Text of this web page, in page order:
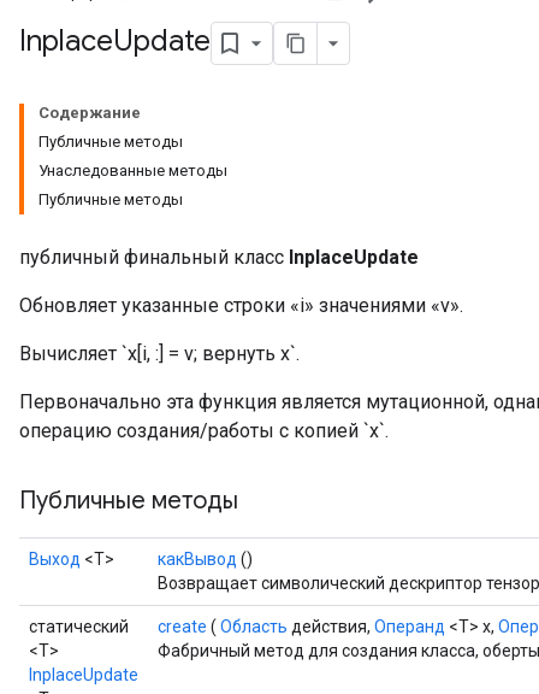
InplaceUpdate
Содержание
Публичные методы
Унаследованные методы
Публичные методы
публичный финальный класс InplaceUpdate
Обновляет указанные строки «i» значениями «v».
Вычисляет `x[i, :] = v; вернуть х`.
Первоначально эта функция является мутационной,
операцию создания/работы с копией `x`.
Публичные методы
Выход <Т> какВывод ()
Возвращает символический дескриптор
статический
<T>
InplaceUpdate
create ( Область действия, Операнд <T> x,
Фабричный метод для создания класса,